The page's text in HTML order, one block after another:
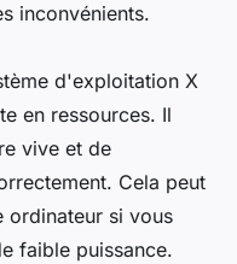
inconvénients.
d'exploitation X
en ressources. Il
vive et de
Cela peut
ordinateur si vous
faible puissance.